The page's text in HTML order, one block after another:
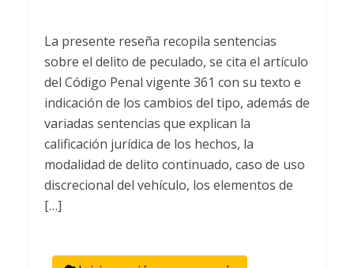
La presente reseña recopila sentencias
sobre el delito de peculado, se cita el artículo
del Código Penal vigente 361 con su texto e
indicación de los cambios del tipo, además de
variadas sentencias que explican la
calificación jurídica de los hechos, la
modalidad de delito continuado, caso de uso
discrecional del vehículo, los elementos de
[…]